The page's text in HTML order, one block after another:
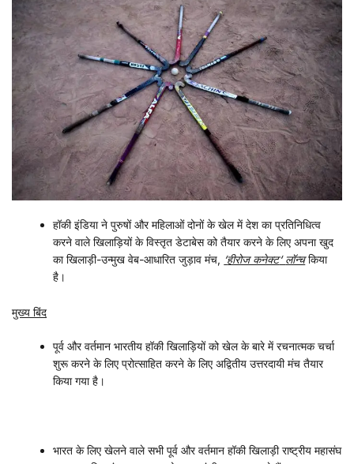
हॉकी इंडिया ने पुरुषों और महिलाओं दोनों के खेल में देश का प्रतिनिधित्व
करने वाले खिलाड़ियों के विस्तृत डेटाबेस को तैयार करने के लिए अपना खुद
का खिलाड़ी-उन्मुख वेब-आधारित जुड़ाव मंच, ‘हीरोज कनेक्ट‘लॉन्चकिया
है।
मुख्य बिंद
पूर्व और वर्तमान भारतीय हॉकी खिलाड़ियों को खेल के बारे में रचनात्मक चर्चा
शुरू करने के लिए प्रोत्साहित करने के लिए अद्वितीय उत्तरदायी मंच तैयार
किया गया है।
भारत के लिए खेलने वाले सभी पूर्व और वर्तमान हॉकी खिलाड़ी राष्ट्रीय महासंघ